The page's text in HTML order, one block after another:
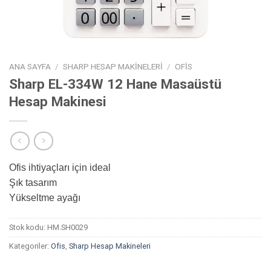
ANA SAYFA / SHARP HESAP MAKINELERI / OFIS
Sharp EL-334W 12 Hane Masaüstü
Hesap Makinesi
Ofis ihtiyaçları için ideal
Şık tasarım
Yükseltme ayağı
Stok kodu: HM.SH0029
Kategoriler: Ofis, Sharp Hesap Makineleri